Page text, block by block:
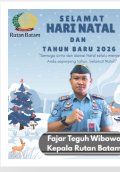
Telkom Raih Lestari Award
2026 Berkat Program
Pengembangan Talenta
Digital